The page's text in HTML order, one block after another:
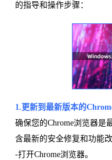
的指导和操作步骤：
1. 更新到最新版本的
确保您的Chrome浏览器是
含最新的安全修复和功能改
-打开Chrome浏览器。